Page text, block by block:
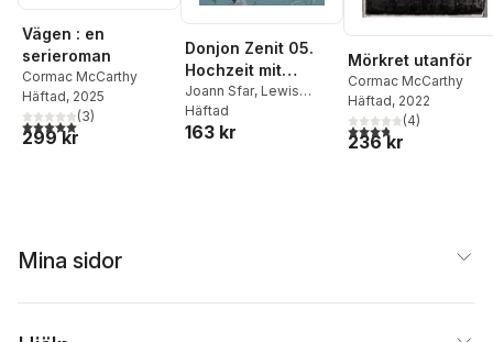
Vägen : en
serieroman
Cormac McCarthy
Häftad, 2025
5,0utav 5 stjärnor. Totalt antal röster:
(3)
299 kr
Donjon Zenit 05.
Hochzeit mit
Hindernissen
Joann Sfar, Lewis
Trondheim
Häftad
163 kr
Mörkret utanför
Cormac McCarthy
Häftad, 2022
3,8utav 5 stjärnor.
(4)
236 kr
Mina sidor